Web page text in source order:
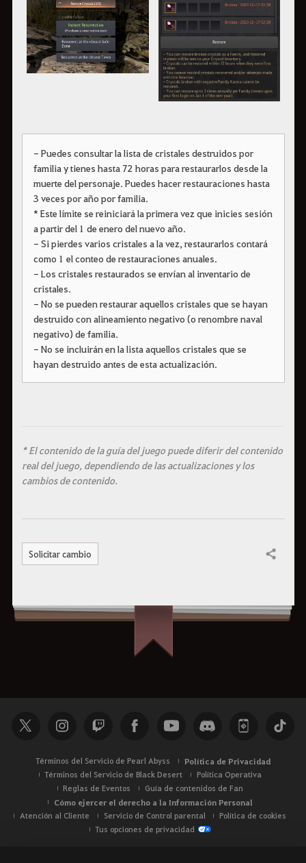
- Puedes consultar la lista de cristales destruidos por
familia y tienes hasta 72 horas para restaurarlos desde la
muerte del personaje. Puedes hacer restauraciones hasta
3 veces por año por familia.
* Este límite se reiniciará la primera vez que inicies sesión
a partir del 1 de enero del nuevo año.
- Si pierdes varios cristales a la vez, restaurarlos contará
como 1 el conteo de restauraciones anuales.
- Los cristales restaurados se envían al inventario de
cristales.
- No se pueden restaurar aquellos cristales que se hayan
destruido con alineamiento negativo (o renombre naval
negativo) de familia.
- No se incluirán en la lista aquellos cristales que se
hayan destruido antes de esta actualización.
* El contenido de la guía del juego puede diferir del contenido
real del juego, dependiendo de las actualizaciones y los
cambios de contenido.
Solicitar cambio Compartir
Términos del Servicio de Pearl Abyss Política de Privacidad
Términos del Servicio de Black Desert
Política Operativa
Reglas de Eventos
Guía de contenidos de Fan
Cómo ejercer el derecho a la Información Personal
Atención al Cliente Servicio de Control parental
Política de cookies
Tus opciones de privacidad